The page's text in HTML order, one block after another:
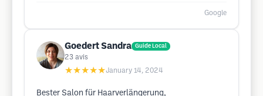
Google
Goedert Sandra Guide Local
23 avis
★★★★★January 14, 2024
Bester Salon für Haarverlängerung,